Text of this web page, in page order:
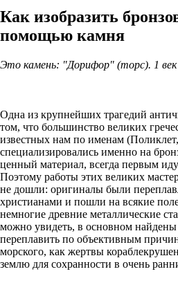
Как изобразить
помощью камня
Это камень: "Дорифор" (торс). 1
Одна из крупнейших трагедий
том, что большинство великих
известных нам по именам
специализировались именно на
ценный материал, всегда первым
Поэтому работы этих великих
не дошли: оригиналы были
христианами и пошли на всякие
немногие древние металлические
можно увидеть, в основном
переплавить по объективным
морского, как жертвы
землю для сохранности в очень